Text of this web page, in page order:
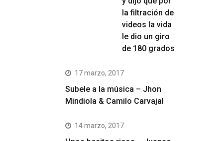
la filtración de
videos la vida
le dio un giro
de 180 grados
17 marzo, 2017
Subele a la música – Jhon
Mindiola & Camilo Carvajal
14 marzo, 2017